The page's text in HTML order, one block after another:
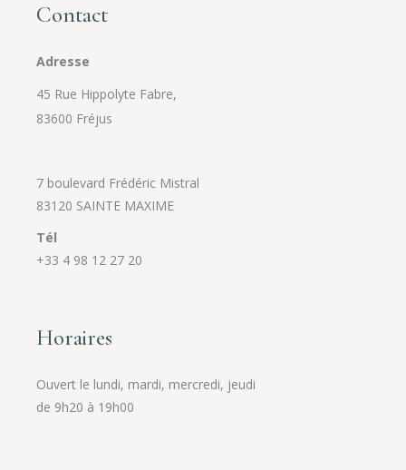
Contact
Adresse
45 Rue Hippolyte Fabre,
83600 Fréjus
7 boulevard Frédéric Mistral
83120 SAINTE MAXIME
Tél
+33 4 98 12 27 20
Horaires
Ouvert le lundi, mardi, mercredi, jeudi
de 9h20 à 19h00